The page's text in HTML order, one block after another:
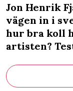
Jon Henrik
vägen in i
hur bra koll
artisten?